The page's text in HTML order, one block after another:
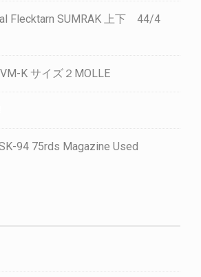
Flecktarn SUMRAK 上下 44/4
K サイズ２MOLLE
94 75rds Magazine Used